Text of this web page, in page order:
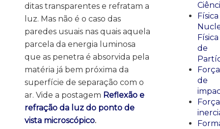
ditas transparentes e refratam a
luz. Mas não é o caso das
paredes usuais nas quais aquela
parcela da energia luminosa
que as penetra é absorvida pela
matéria já bem próxima da
superfície de separação com o
ar. Vide a postagem Reflexão e
refração da luz do ponto de
vista microscópico.
Física
Física
de
Força
de